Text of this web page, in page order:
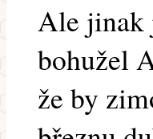
Ale jinak
bohužel
že by